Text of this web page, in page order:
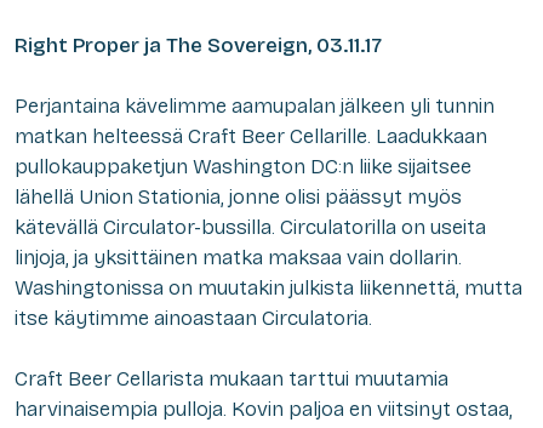
Right Proper ja The Sovereign, 03.11.17
Perjantaina kävelimme aamupalan jälkeen yli tunnin
matkan helteessä Craft Beer Cellarille. Laadukkaan
pullokauppaketjun Washington DC:n liike sijaitsee
lähellä Union Stationia, jonne olisi päässyt myös
kätevällä Circulator-bussilla. Circulatorilla on useita
linjoja, ja yksittäinen matka maksaa vain dollarin.
Washingtonissa on muutakin julkista liikennettä, mutta
itse käytimme ainoastaan Circulatoria.
Craft Beer Cellarista mukaan tarttui muutamia
harvinaisempia pulloja. Kovin paljoa en viitsinyt ostaa,